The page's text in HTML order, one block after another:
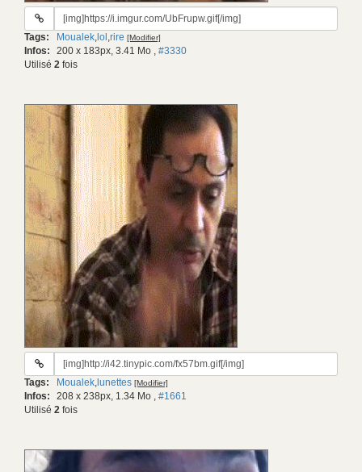
URL
gif:
Tags: Moualek, lol ,rire [Modifier]
Infos: 200 x 183px, 3.41 Mo , #3330
Utilisé 2 fois
URL
gif:
Tags: Moualek, lunettes [Modifier]
Infos: 208 x 238px, 1.34 Mo , #1661
Utilisé 2 fois